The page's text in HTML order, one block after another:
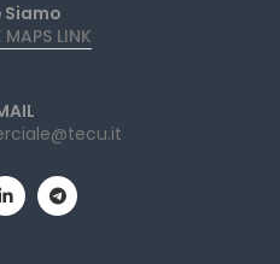
Siamo
LINK